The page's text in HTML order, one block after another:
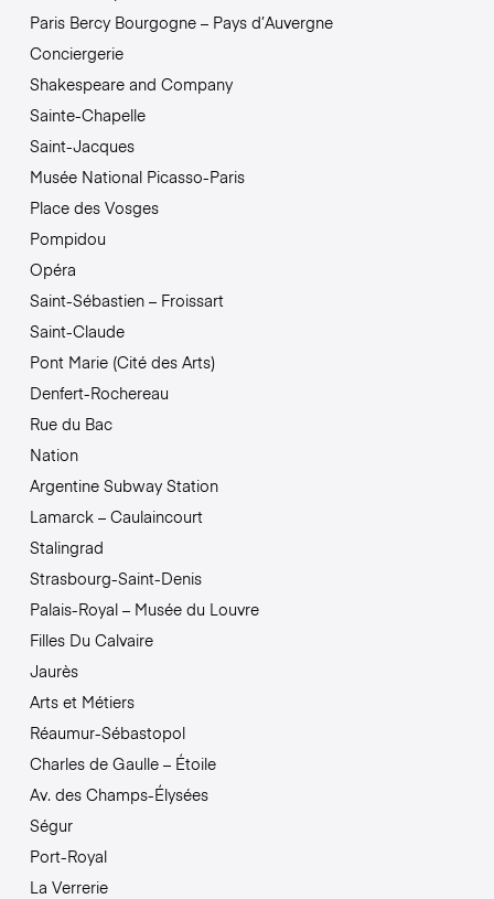
Paris Bercy Bourgogne – Pays d’Auvergne
Conciergerie
Shakespeare and Company
Sainte-Chapelle
Saint-Jacques
Musée National Picasso-Paris
Place des Vosges
Pompidou
Opéra
Saint-Sébastien – Froissart
Saint-Claude
Pont Marie (Cité des Arts)
Denfert-Rochereau
Rue du Bac
Nation
Argentine Subway Station
Lamarck – Caulaincourt
Stalingrad
Strasbourg-Saint-Denis
Palais-Royal – Musée du Louvre
Filles Du Calvaire
Jaurès
Arts et Métiers
Réaumur-Sébastopol
Charles de Gaulle – Étoile
Av. des Champs-Élysées
Ségur
Port-Royal
La Verrerie